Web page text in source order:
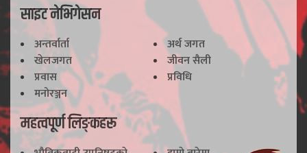
साइट नेभिगेसन
अन्तर्वार्ता
अर्थ जगत
खेलजगत
जीवन सैली
प्रवास
प्रविधि
मनोरञ्जन
महत्वपूर्ण लिङ्कहरू